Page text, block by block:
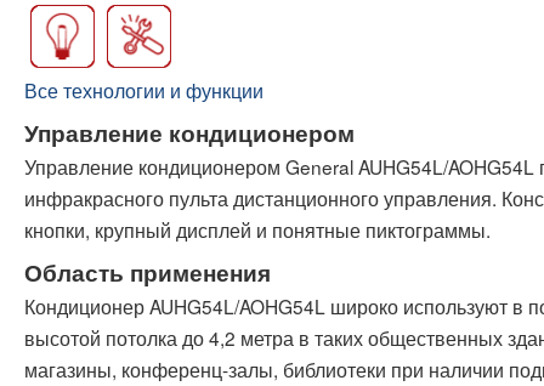
Все технологии и функции
Управление кондиционером
Управление кондиционером General AUHG54L/AOHG54L
инфракрасного пульта дистанционного управления.
кнопки, крупный дисплей и понятные пиктограммы.
Область применения
Кондиционер AUHG54L/AOHG54L широко используют
высотой потолка до 4,2 метра в таких общественных
магазины, конференц-залы, библиотеки при наличии